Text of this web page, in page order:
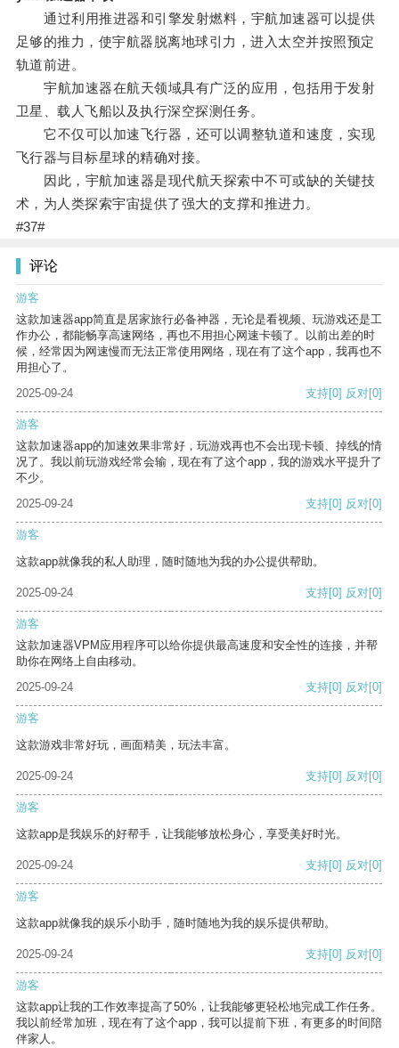
通过利用推进器和引擎发射燃料，宇航加速器可以提供
足够的推力，使宇航器脱离地球引力，进入太空并按照预定
轨道前进。
宇航加速器在航天领域具有广泛的应用，包括用于发射
卫星、载人飞船以及执行深空探测任务。
它不仅可以加速飞行器，还可以调整轨道和速度，实现
飞行器与目标星球的精确对接。
因此，宇航加速器是现代航天探索中不可或缺的关键技
术，为人类探索宇宙提供了强大的支撑和推进力。
#37#
评论
游客
这款加速器app简直是居家旅行必备神器，无论是看视频、玩游戏还是工
作办公，都能畅享高速网络，再也不用担心网速卡顿了。以前出差的时
候，经常因为网速慢而无法正常使用网络，现在有了这个app，我再也不
用担心了。
2025-09-24
支持[0] 反对[0]
游客
这款加速器app的加速效果非常好，玩游戏再也不会出现卡顿、掉线的情
况了。我以前玩游戏经常会输，现在有了这个app，我的游戏水平提升了
不少。
2025-09-24
支持[0] 反对[0]
游客
这款app就像我的私人助理，随时随地为我的办公提供帮助。
2025-09-24 支持[0] 反对[0]
游客
这款加速器VPM应用程序可以给你提供最高速度和安全性的连接，并帮
助你在网络上自由移动。
2025-09-24
支持[0] 反对[0]
游客
这款游戏非常好玩，画面精美，玩法丰富。
2025-09-24 支持[0] 反对[0]
游客
这款app是我娱乐的好帮手，让我能够放松身心，享受美好时光。
2025-09-24 支持[0] 反对[0]
游客
这款app就像我的娱乐小助手，随时随地为我的娱乐提供帮助。
2025-09-24 支持[0] 反对[0]
游客
这款app让我的工作效率提高了50%，让我能够更轻松地完成工作任务。
我以前经常加班，现在有了这个app，我可以提前下班，有更多的时间陪
伴家人。